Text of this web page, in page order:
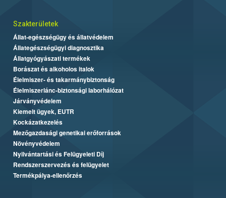
Szakterületek
Állat-egészségügy és állatvédelem
Állategészségügyi diagnosztika
Állatgyógyászati termékek
Borászat és alkoholos italok
Élelmiszer- és takarmánybiztonság
Élelmiszerlánc-biztonsági laborhálózat
Járványvédelem
Kiemelt ügyek, EUTR
Kockázatkezelés
Mezőgazdasági genetikai erőforrások
Növényvédelem
Nyilvántartási és Felügyeleti Díj
Rendszerszervezés és felügyelet
Termékpálya-ellenőrzés